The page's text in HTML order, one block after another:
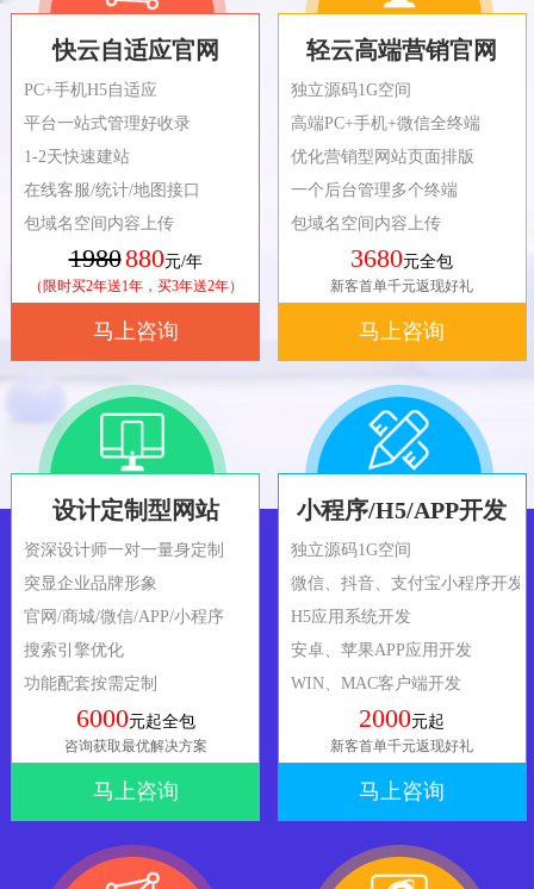
快云自适应官网
PC+手机H5自适应
平台一站式管理好收录
1-2天快速建站
在线客服/统计/地图接口
包域名空间内容上传
1980880元/年
（限时买2年送1年，买3年送2年）
马上咨询
轻云高端营销官网
独立源码1G空间
高端PC+手机+微信全终端
优化营销型网站页面排版
一个后台管理多个终端
包域名空间内容上传
3680元全包
新客首单千元返现好礼
马上咨询
设计定制型网站
资深设计师一对一量身定制
突显企业品牌形象
官网/商城/微信/APP/小程序
搜索引擎优化
功能配套按需定制
6000元起全包
咨询获取最优解决方案
马上咨询
小程序/H5/APP开发
独立源码1G空间
微信、抖音、支付宝小程序开发
H5应用系统开发
安卓、苹果APP应用开发
WIN、MAC客户端开发
2000元起
新客首单千元返现好礼
马上咨询